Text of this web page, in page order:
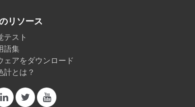
リソース
テスト
語集
ェアをダウンロード
計とは？